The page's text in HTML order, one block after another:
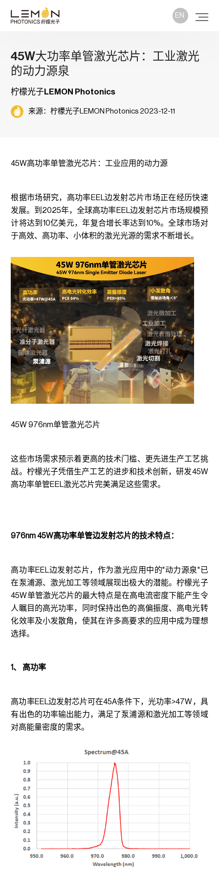
EN
45W大功率单管激光芯片：工业激光
的动力源泉
柠檬光子LEMON Photonics
来源：柠檬光子LEMON Photonics 2023-12-11
45W高功率单管激光芯片：工业应用的动力源
根据市场研究，高功率EEL边发射芯片市场正在经历快速
发展。到2025年，全球高功率EEL边发射芯片市场规模预
计将达到10亿美元，年复合增长率达到10%。全球市场对
于高效、高功率、小体积的激光光源的需求不断增长。
45W 976nm单管激光芯片
这些市场需求预示着更高的技术门槛、更先进生产工艺挑
战。柠檬光子凭借生产工艺的进步和技术创新，研发45W
高功率单管EEL激光芯片完美满足这些需求。
976nm 45W高功率单管边发射芯片的技术特点：
高功率EEL边发射芯片，作为激光应用中的"动力源泉"已
在泵浦源、激光加工等领域展现出极大的潜能。柠檬光子
45W单管激光芯片的最大特点是在高电流密度下能产生令
人瞩目的高光功率，同时保持出色的高偏振度、高电光转
化效率及小发散角，使其在许多高要求的应用中成为理想
选择。
1、 高功率
高功率EEL边发射芯片可在45A条件下，光功率>47W，具
有出色的功率输出能力，满足了泵浦源和激光加工等领域
对高能量密度的需求。